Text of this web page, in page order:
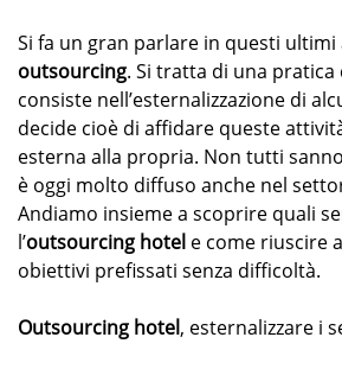
Si fa un gran parlare in questi ultimi
outsourcing. Si tratta di una
consiste nell’esternalizzazione di
decide cioè di affidare queste
esterna alla propria. Non tutti
è oggi molto diffuso anche nel
Andiamo insieme a scoprire quali
l’outsourcing hotel e come riuscire
obiettivi prefissati senza difficoltà.
Outsourcing hotel, esternalizzare i